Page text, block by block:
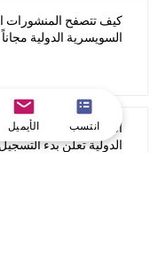
مما يعكس التزامًا قويًا
(تصنيف كمي للجامعات
الدولي لتصنيفات الجامعات
الأيميل انتسب